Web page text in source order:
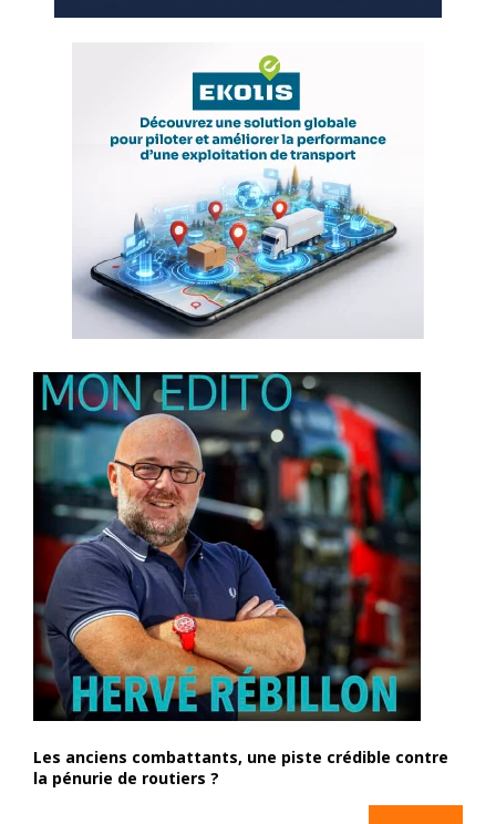
Les anciens combattants, une piste crédible contre
la pénurie de routiers ?